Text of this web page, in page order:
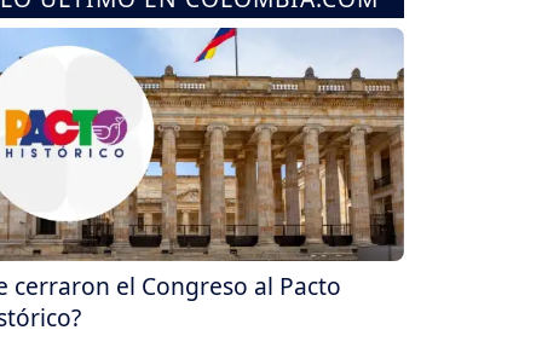
cerraron el Congreso al Pacto